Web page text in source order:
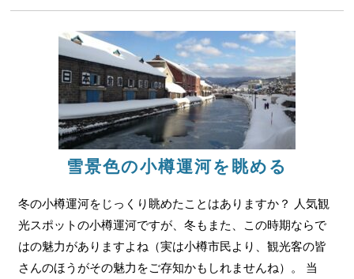
雪景色の小樽運河を眺める
冬の小樽運河をじっくり眺めたことはありますか？ 人気観
光スポットの小樽運河ですが、冬もまた、この時期ならで
はの魅力がありますよね（実は小樽市民より、観光客の皆
さんのほうがその魅力をご存知かもしれませんね）。 当